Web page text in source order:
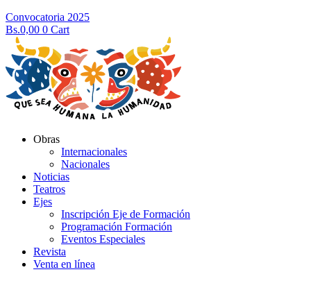
Convocatoria 2025
Bs.0,00 0 Cart
Obras
Internacionales
Nacionales
Noticias
Teatros
Ejes
Inscripción Eje de Formación
Programación Formación
Eventos Especiales
Revista
Venta en línea